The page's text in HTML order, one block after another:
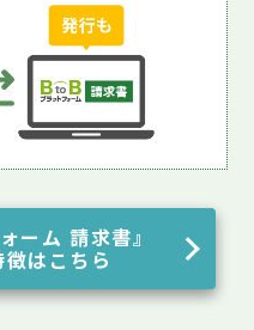
ーム 請求書』
はこちら